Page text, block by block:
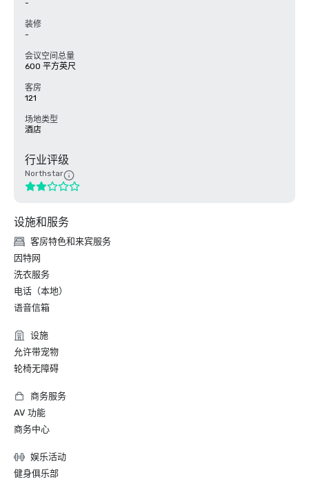
-
装修
-
会议空间总量
600 平方英尺
客房
121
场地类型
酒店
行业评级
Northstar
设施和服务
客房特色和来宾服务
因特网
洗衣服务
电话（本地）
语音信箱
设施
允许带宠物
轮椅无障碍
商务服务
AV 功能
商务中心
娱乐活动
健身俱乐部